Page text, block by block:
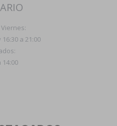
16:30 a 21:00
14:00